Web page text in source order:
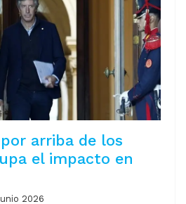
arriba de los
el impacto en
2026